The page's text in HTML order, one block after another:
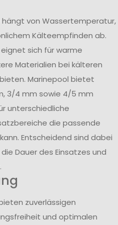
von Wassertemperatur,
Kälteempfinden ab.
sich für warme
Materialien bei kälteren
Marinepool bietet
3/4 mm sowie 4/5 mm
unterschiedliche
die passende
Entscheidend sind dabei
Dauer des Einsatzes und
zuverlässigen
und optimalen